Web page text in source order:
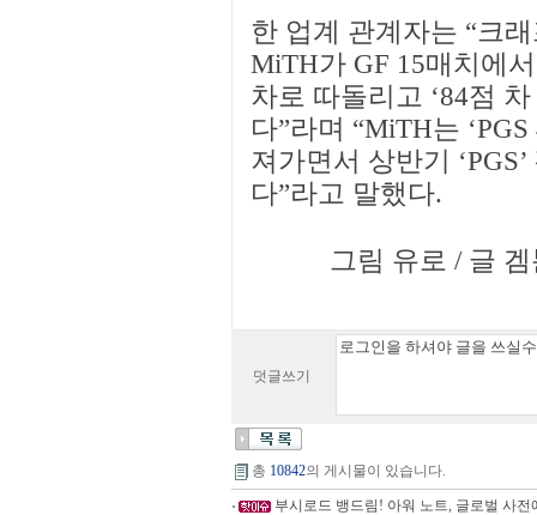
한 업계 관계자는 “크래
MiTH가 GF 15매치에
차로 따돌리고 ‘84점
다”라며 “MiTH는
져가면서 상반기
다”라고 말했다.
그림 유로 / 글 겜
덧글쓰기
총 10842의 게시물이 있습니다.
부시로드 뱅드림! 아워 노트, 글로벌 사전